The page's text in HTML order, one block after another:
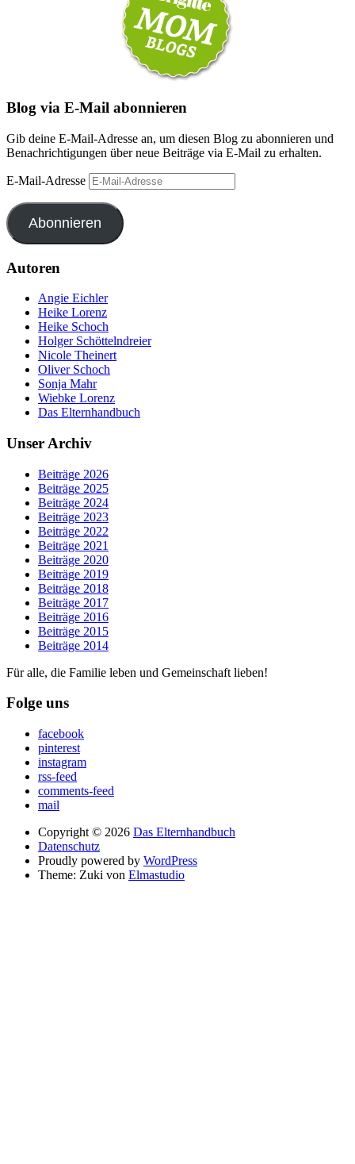
Blog via E-Mail abonnieren
Gib deine E-Mail-Adresse an, um diesen Blog zu abonnieren und
Benachrichtigungen über neue Beiträge via E-Mail zu erhalten.
E-Mail-Adresse
Abonnieren
Autoren
Angie Eichler
Heike Lorenz
Heike Schoch
Holger Schöttelndreier
Nicole Theinert
Oliver Schoch
Sonja Mahr
Wiebke Lorenz
Das Elternhandbuch
Unser Archiv
Beiträge 2026
Beiträge 2025
Beiträge 2024
Beiträge 2023
Beiträge 2022
Beiträge 2021
Beiträge 2020
Beiträge 2019
Beiträge 2018
Beiträge 2017
Beiträge 2016
Beiträge 2015
Beiträge 2014
Für alle, die Familie leben und Gemeinschaft lieben!
Folge uns
facebook
pinterest
instagram
rss-feed
comments-feed
mail
Copyright © 2026 Das Elternhandbuch
Datenschutz
Proudly powered by WordPress
Theme: Zuki von Elmastudio